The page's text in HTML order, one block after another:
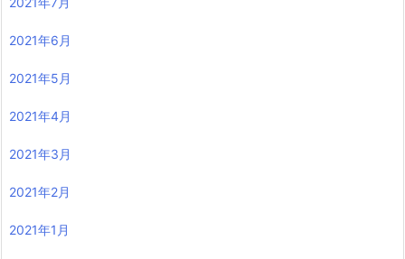
2021年6月
2021年5月
2021年4月
2021年3月
2021年2月
2021年1月